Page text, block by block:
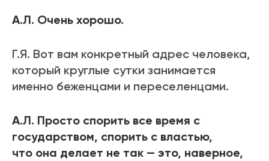
А.Л. Очень хорошо.
Г.Я. Вот вам конкретный адрес человека,
который круглые сутки занимается
именно беженцами и переселенцами.
А.Л. Просто спорить все время с
государством, спорить с властью,
что она делает не так — это, наверное,